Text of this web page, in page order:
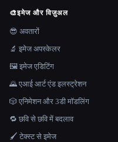
🎨इमेज और विज़ुअल
😎 अवतारों
🔬 इमेज अपस्केलर
🖼️ इमेज एडिटिंग
🌄 एआई आर्ट एंड इलस्ट्रेशन
🎲 एनिमेशन और 3डी मॉडलिंग
🔁 छवि से छवि में बदलाव
🖌️ टेक्स्ट से इमेज